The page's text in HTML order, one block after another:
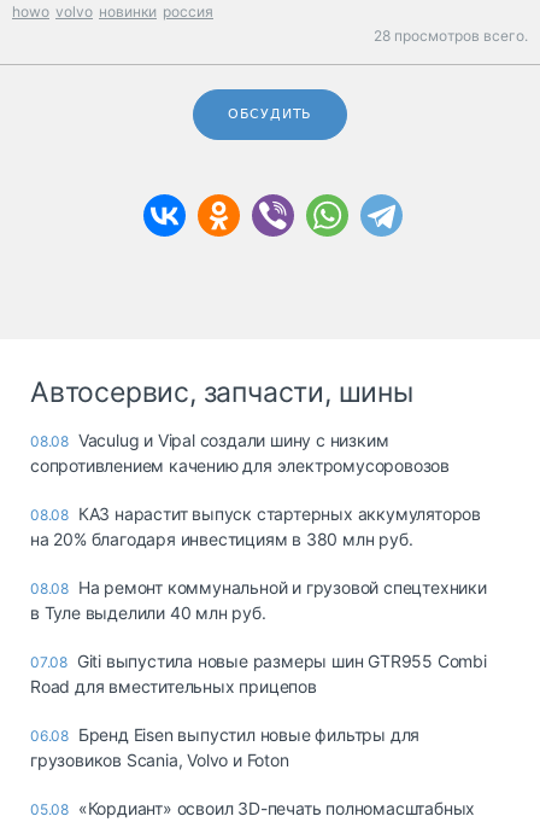
howo volvo новинки россия
28 просмотров всего.
ОБСУДИТЬ
Автосервис, запчасти, шины
08.08 Vaculug и Vipal создали шину с низким
сопротивлением качению для электромусоровозов
08.08 КАЗ нарастит выпуск стартерных аккумуляторов
на 20% благодаря инвестициям в 380 млн руб.
08.08 На ремонт коммунальной и грузовой спецтехники
в Туле выделили 40 млн руб.
07.08 Giti выпустила новые размеры шин GTR955 Combi
Road для вместительных прицепов
06.08 Бренд Eisen выпустил новые фильтры для
грузовиков Scania, Volvo и Foton
05.08 «Кордиант» освоил 3D-печать полномасштабных